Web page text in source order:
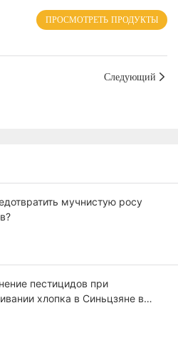
ПРОСМОТРЕТЬ ПРОДУКТЫ
Следующий
мучнистую росу
пестицидов при
хлопка в Синьцзяне в